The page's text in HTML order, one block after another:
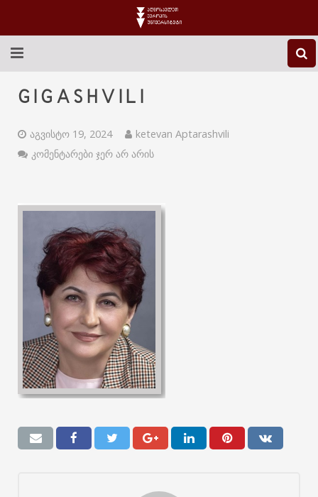
EEU-Ს ᲨᲔᲡᲐᲮᲔᲑ
ᲙᲕᲚᲔᲕᲐ
ᲡᲢᲣᲓᲔᲜᲢᲣᲠᲘ ᲪᲮᲝᲕᲠᲔᲑᲐ
ᲙᲝᲜᲢᲐᲥᲢᲘ
GIGASHVILI
აგვისტო 19, 2024
ketevan Aptarashvili
კომენტარები ჯერ არ არის